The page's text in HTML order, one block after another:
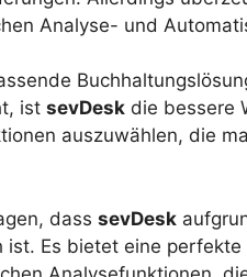
Analyse- und
ist sevDesk die bessere
auszuwählen, die
dass sevDesk
ist. Es bietet eine